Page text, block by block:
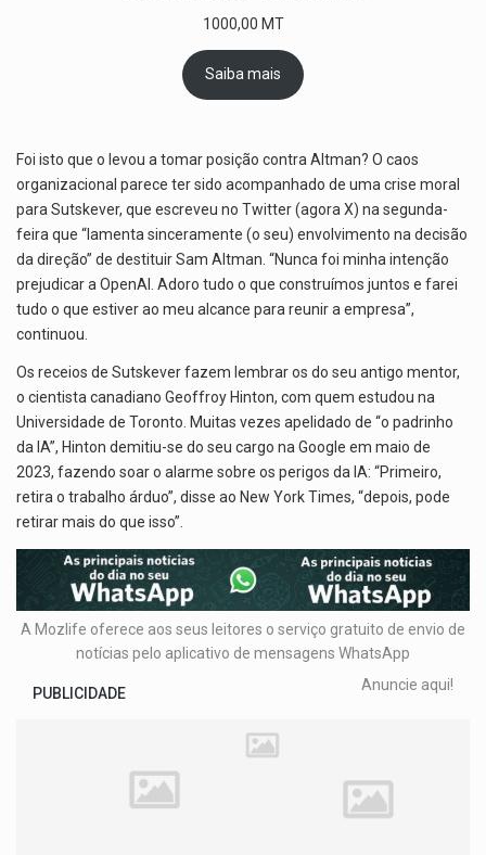
1000,00 MT
Saiba mais
Foi isto que o levou a tomar posição contra Altman? O caos
organizacional parece ter sido acompanhado de uma crise moral
para Sutskever, que escreveu no Twitter (agora X) na segunda-
feira que “lamenta sinceramente (o seu) envolvimento na decisão
da direção” de destituir Sam Altman. “Nunca foi minha intenção
prejudicar a OpenAI. Adoro tudo o que construímos juntos e farei
tudo o que estiver ao meu alcance para reunir a empresa”,
continuou.
Os receios de Sutskever fazem lembrar os do seu antigo mentor,
o cientista canadiano Geoffroy Hinton, com quem estudou na
Universidade de Toronto. Muitas vezes apelidado de “o padrinho
da IA”, Hinton demitiu-se do seu cargo na Google em maio de
2023, fazendo soar o alarme sobre os perigos da IA: “Primeiro,
retira o trabalho árduo”, disse ao New York Times, “depois, pode
retirar mais do que isso”.
A Mozlife oferece aos seus leitores o serviço gratuito de envio de
notícias pelo aplicativo de mensagens WhatsApp
PUBLICIDADE Anuncie aqui!